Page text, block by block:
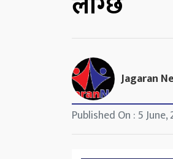
Jagaran
Published On : 5 June,